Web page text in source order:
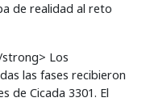
de realidad al reto
Los
las fases recibieron
de Cicada 3301. El